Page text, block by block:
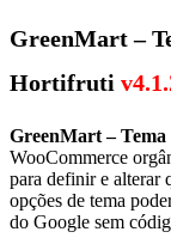
GreenMart –
Hortifruti
GreenMart –
WooCommerce
para definir e alterar
opções de tema
do Google sem